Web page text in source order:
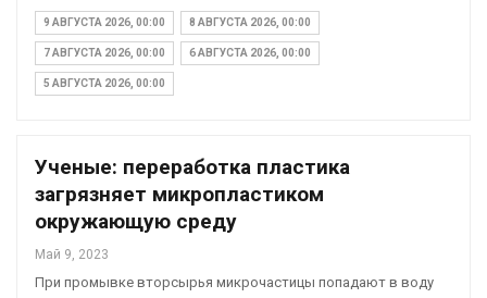
9 АВГУСТА 2026, 00:00 8 АВГУСТА 2026, 00:00
7 АВГУСТА 2026, 00:00 6 АВГУСТА 2026, 00:00
5 АВГУСТА 2026, 00:00
Ученые: переработка пластика
загрязняет микропластиком
окружающую среду
Май 9, 2023
При промывке вторсырья микрочастицы попадают в воду